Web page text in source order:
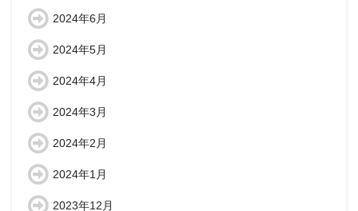
2024年6月
2024年5月
2024年4月
2024年3月
2024年2月
2024年1月
2023年12月